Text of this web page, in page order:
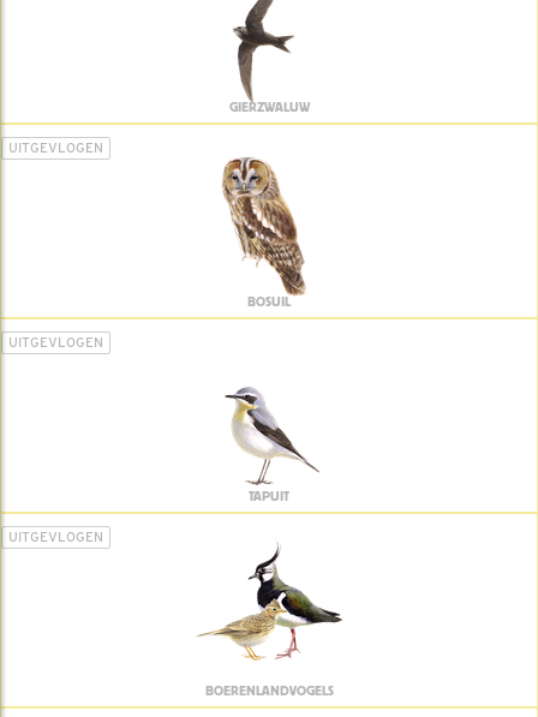
GIERZWALUW
UITGEVLOGEN
BOSUIL
UITGEVLOGEN
TAPUIT
UITGEVLOGEN
BOERENLANDVOGELS